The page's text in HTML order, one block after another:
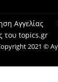
Αγγελίας
του topics.gr
2021 ©